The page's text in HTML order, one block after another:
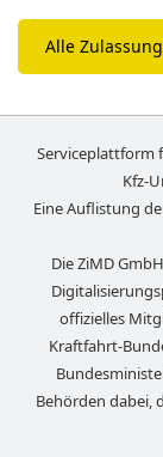
Alle
Serviceplattform
Kfz-
Eine Auflistung
Die ZiMD
offizielles
Kraftfahrt-
Behörden dabei,